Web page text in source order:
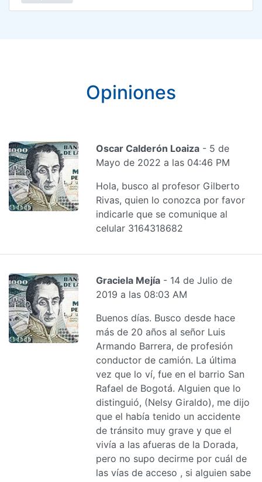
Opiniones
Oscar Calderón Loaiza - 5 de
Mayo de 2022 a las 04:46 PM
Hola, busco al profesor Gilberto
Rivas, quien lo conozca por favor
indicarle que se comunique al
celular 3164318682
Graciela Mejía - 14 de Julio de
2019 a las 08:03 AM
Buenos días. Busco desde hace
más de 20 años al señor Luis
Armando Barrera, de profesión
conductor de camión. La última
vez que lo ví, fue en el barrio San
Rafael de Bogotá. Alguien que lo
distinguió, (Nelsy Giraldo), me dijo
que el había tenido un accidente
de tránsito muy grave y que el
vivía a las afueras de la Dorada,
pero no supo decirme por cuál de
las vías de acceso , si alguien sabe